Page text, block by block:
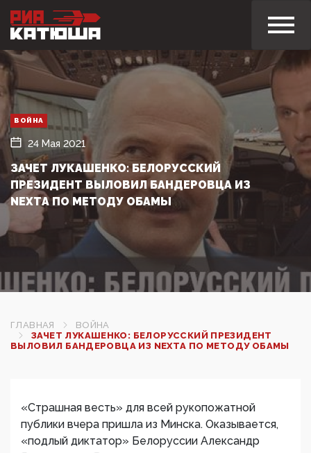
ВОЙНА
24 Мая 2021
ЗАЧЕТ ЛУКАШЕНКО: БЕЛОРУССКИЙ
ПРЕЗИДЕНТ ВЫЛОВИЛ БАНДЕРОВЦА ИЗ
NEXTА ПО МЕТОДУ ОБАМЫ
ГЛАВНАЯ
ВОЙНА
ЗАЧЕТ ЛУКАШЕНКО: БЕЛОРУССКИЙ ПРЕЗИДЕНТ
ВЫЛОВИЛ БАНДЕРОВЦА ИЗ NEXTА ПО МЕТОДУ ОБАМЫ
«Страшная весть» для всей рукопожатной
публики вчера пришла из Минска. Оказывается,
«подлый диктатор» Белоруссии Александр